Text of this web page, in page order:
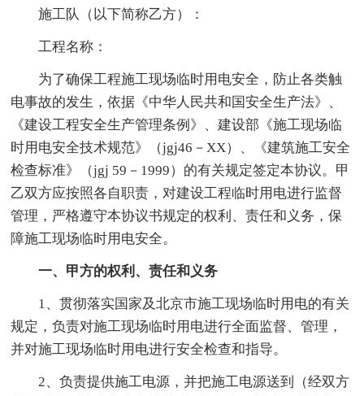
施工队（以下简称乙方）：
工程名称：
为了确保工程施工现场临时用电安全，防止各类触
电事故的发生，依据《中华人民共和国安全生产法》、
《建设工程安全生产管理条例》、建设部《施工现场临
时用电安全技术规范》（jgj46－XX）、《建筑施工安全
检查标准》（jgj 59－1999）的有关规定签定本协议。甲
乙双方应按照各自职责，对建设工程临时用电进行监督
管理，严格遵守本协议书规定的权利、责任和义务，保
障施工现场临时用电安全。
一、甲方的权利、责任和义务
1、贯彻落实国家及北京市施工现场临时用电的有关
规定，负责对施工现场临时用电进行全面监督、管理，
并对施工现场临时用电进行安全检查和指导。
2、负责提供施工电源，并把施工电源送到（经双方